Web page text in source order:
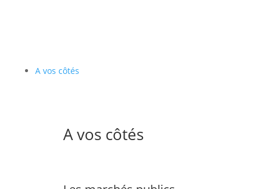
A vos côtés
A vos côtés